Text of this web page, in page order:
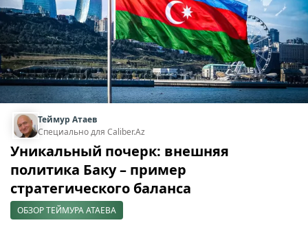
Теймур Атаев
Специально для Caliber.Az
Уникальный почерк: внешняя
политика Баку – пример
стратегического баланса
ОБЗОР ТЕЙМУРА АТАЕВА